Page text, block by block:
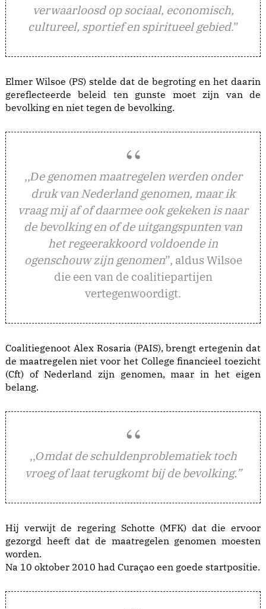
verwaarloosd op sociaal, economisch,
cultureel, sportief en spiritueel gebied.”
Elmer Wilsoe (PS) stelde dat de begroting en het daarin
gereflecteerde beleid ten gunste moet zijn van de
bevolking en niet tegen de bevolking.
,,De genomen maatregelen werden onder
druk van Nederland genomen, maar ik
vraag mij af of daarmee ook gekeken is naar
de bevolking en of de uitgangspunten van
het regeerakkoord voldoende in
ogenschouw zijn genomen”, aldus Wilsoe
die een van de coalitiepartijen
vertegenwoordigt.
Coalitiegenoot Alex Rosaria (PAIS), brengt ertegenin dat
de maatregelen niet voor het College financieel toezicht
(Cft) of Nederland zijn genomen, maar in het eigen
belang.
,,Omdat de schuldenproblematiek toch
vroeg of laat terugkomt bij de bevolking.”
Hij verwijt de regering Schotte (MFK) dat die ervoor
gezorgd heeft dat de maatregelen genomen moesten
worden.
Na 10 oktober 2010 had Curaçao een goede startpositie.